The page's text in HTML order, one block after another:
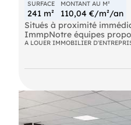
SURFACE
241 m²
MONTANT AU M²
110,04 €/m²/an
Situés à proximité
ImmpNotre équipes
bureaux d'environ 241m²
Les bureaux sont
RER Torcy (A) Autoroute
de Vaires - Torcy SNCF
SNCF Gare TGV Chessy
Chessy Marne la Vallée
Vallée Aéroport Roissy
(30km)
A LOUER IMMOBILIER